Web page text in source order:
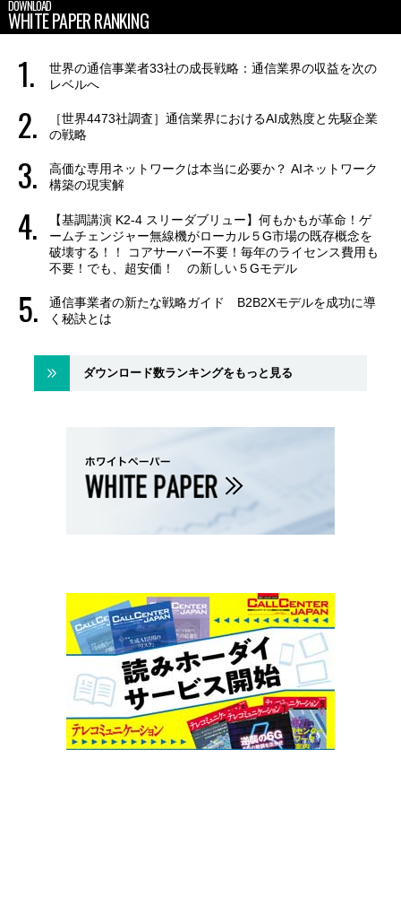
DOWNLOAD
WHITE PAPER RANKING
世界の通信事業者33社の成長戦略：通信業界の収益を次の
レベルへ
［世界4473社調査］通信業界におけるAI成熟度と先駆企業
の戦略
高価な専用ネットワークは本当に必要か？ AIネットワーク
構築の現実解
【基調講演 K2-4 スリーダブリュー】何もかもが革命！ゲ
ームチェンジャー無線機がローカル５G市場の既存概念を
破壊する！！ コアサーバー不要！毎年のライセンス費用も
不要！でも、超安価！ の新しい５Gモデル
通信事業者の新たな戦略ガイド B2B2Xモデルを成功に導
く秘訣とは
ダウンロード数ランキングをもっと見る